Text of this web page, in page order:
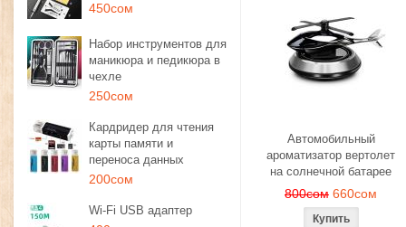
450сом
Набор инструментов для
маникюра и педикюра в
чехле
250сом
Кардридер для чтения
карты памяти и
переноса данных
200сом
Wi-Fi USB адаптер
Автомобильный
ароматизатор вертолет
на солнечной батарее
800сом 660сом